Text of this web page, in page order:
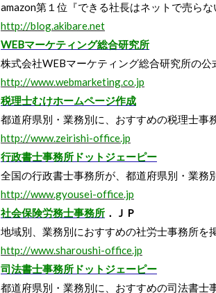
amazon第１位『できる社長はネットで売ら
http://blog.akibare.net
WEBマーケティング総合研究所
株式会社WEBマーケティング総合研究所の公
http://www.webmarketing.co.jp
税理士むけホームページ作成
都道府県別・業務別に、おすすめの税理士事
http://www.zeirishi-office.jp
行政書士事務所ドットジェーピー
全国の行政書士事務所が、都道府県別・業務
http://www.gyousei-office.jp
社会保険労務士事務所 ．ＪＰ
地域別、業務別におすすめの社労士事務所を
http://www.sharoushi-office.jp
司法書士事務所ドットジェーピー
都道府県別・業務別に、おすすめの司法書士